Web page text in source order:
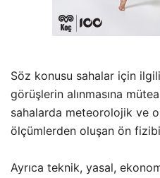
Söz konusu sahalar için
görüşlerin alınmasına
sahalarda meteorolojik ve
ölçümlerden oluşan ön
Ayrıca teknik, yasal,